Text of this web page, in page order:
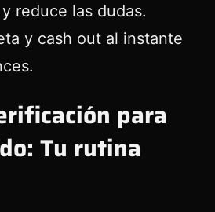
reduce las dudas.
y cash out al instante
para
Tu rutina